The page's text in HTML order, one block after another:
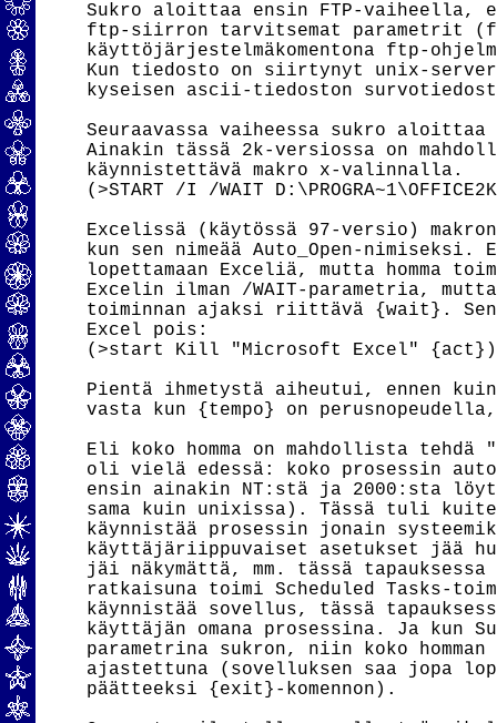
Sukro aloittaa ensin FTP-
ftp-siirron tarvitsemat parametrit
käyttöjärjestelmäkomentona ftp-
Kun tiedosto on siirtynyt unix-
kyseisen ascii-tiedoston
Seuraavassa vaiheessa sukro
Ainakin tässä 2k-versiossa on
käynnistettävä makro x-valinnalla.
(>START /I /WAIT
Excelissä (käytössä 97-versio)
kun sen nimeää Auto_Open-
lopettamaan Exceliä, mutta homma
Excelin ilman /WAIT-parametria,
toiminnan ajaksi riittävä {wait}. Sen
Excel pois:
(>start Kill "Microsoft Excel" {act})
Pientä ihmetystä aiheutui, ennen
vasta kun {tempo} on
Eli koko homma on mahdollista
oli vielä edessä: koko prosessin
ensin ainakin NT:stä ja 2000:sta
sama kuin unixissa). Tässä tuli
käynnistää prosessin jonain
käyttäjäriippuvaiset asetukset jää
jäi näkymättä, mm. tässä
ratkaisuna toimi Scheduled Tasks-
käynnistää sovellus, tässä
käyttäjän omana prosessina. Ja kun
parametrina sukron, niin koko
ajastettuna (sovelluksen saa jopa
päätteeksi {exit}-komennon).